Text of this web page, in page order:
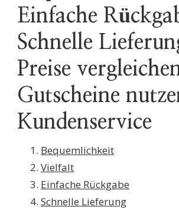
Einfache
Schnelle
Preise
Gutscheine
Kundenservice
Bequemlichkeit
Vielfalt
Einfache Rückgabe
Schnelle Lieferung